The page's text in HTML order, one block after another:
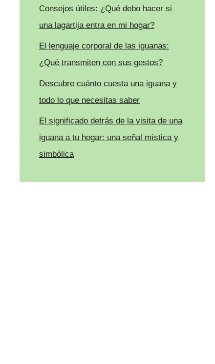
Consejos útiles: ¿Qué debo hacer si
una lagartija entra en mi hogar?
El lenguaje corporal de las iguanas:
¿Qué transmiten con sus gestos?
Descubre cuánto cuesta una iguana y
todo lo que necesitas saber
El significado detrás de la visita de una
iguana a tu hogar: una señal mística y
simbólica